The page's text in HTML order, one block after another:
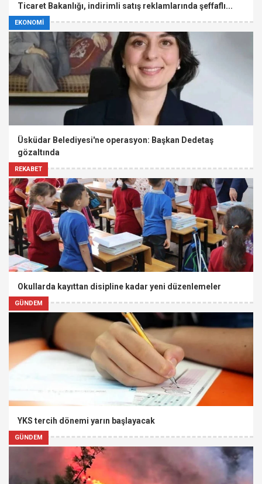
EKONOMİ
Ticaret Bakanlığı, indirimli satış reklamlarında şeffaflı...
REKABET
Üsküdar Belediyesi'ne operasyon: Başkan Dedetaş
gözaltında
GÜNDEM
Okullarda kayıttan disipline kadar yeni düzenlemeler
GÜNDEM
YKS tercih dönemi yarın başlayacak